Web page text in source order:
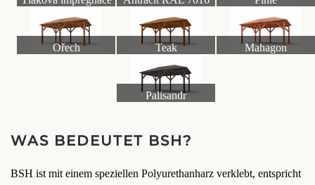
Ořech Teak Mahagon
Palisandr
WAS BEDEUTET BSH?
BSH ist mit einem speziellen Polyurethanharz verklebt, entspricht